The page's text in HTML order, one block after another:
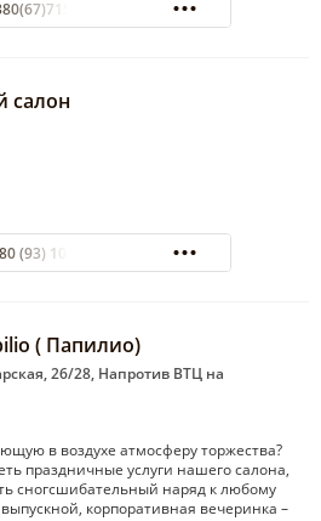
22-96
салон
(93) 104-83-63
( Папилио)
26/28, Напротив ВТЦ на
в воздухе атмосферу торжества?
праздничные услуги нашего салона,
сногсшибательный наряд к любому
корпоративная вечеринка –